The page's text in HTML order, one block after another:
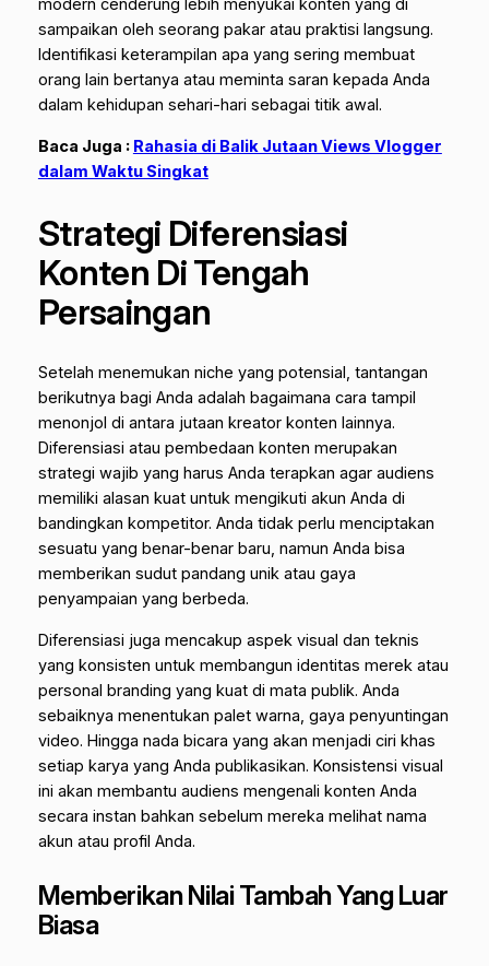
modern cenderung lebih menyukai konten yang di
sampaikan oleh seorang pakar atau praktisi langsung.
Identifikasi keterampilan apa yang sering membuat
orang lain bertanya atau meminta saran kepada Anda
dalam kehidupan sehari-hari sebagai titik awal.
Baca Juga : Rahasia di Balik Jutaan Views Vlogger
dalam Waktu Singkat
Strategi Diferensiasi
Konten Di Tengah
Persaingan
Setelah menemukan niche yang potensial, tantangan
berikutnya bagi Anda adalah bagaimana cara tampil
menonjol di antara jutaan kreator konten lainnya.
Diferensiasi atau pembedaan konten merupakan
strategi wajib yang harus Anda terapkan agar audiens
memiliki alasan kuat untuk mengikuti akun Anda di
bandingkan kompetitor. Anda tidak perlu menciptakan
sesuatu yang benar-benar baru, namun Anda bisa
memberikan sudut pandang unik atau gaya
penyampaian yang berbeda.
Diferensiasi juga mencakup aspek visual dan teknis
yang konsisten untuk membangun identitas merek atau
personal branding yang kuat di mata publik. Anda
sebaiknya menentukan palet warna, gaya penyuntingan
video. Hingga nada bicara yang akan menjadi ciri khas
setiap karya yang Anda publikasikan. Konsistensi visual
ini akan membantu audiens mengenali konten Anda
secara instan bahkan sebelum mereka melihat nama
akun atau profil Anda.
Memberikan Nilai Tambah Yang Luar
Biasa